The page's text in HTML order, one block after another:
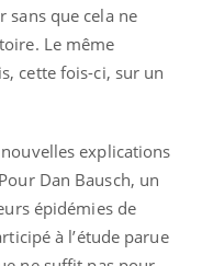
sans que cela ne
Le même
cette fois-ci, sur un
explications
Dan Bausch, un
épidémies de
à l’étude parue